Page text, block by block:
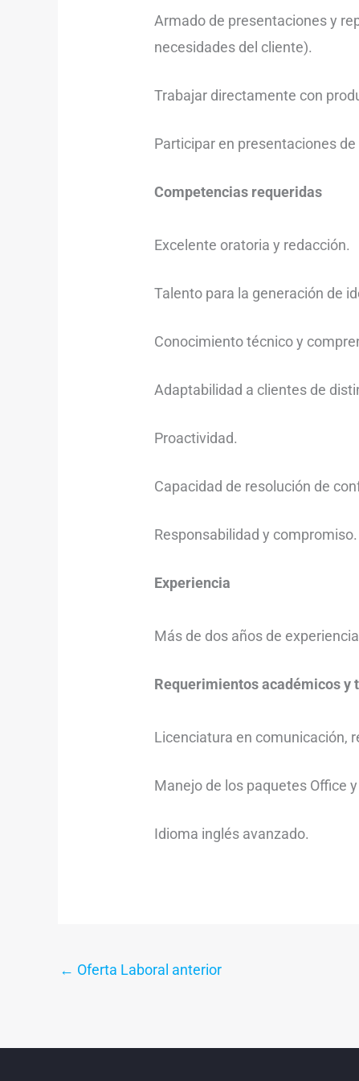
Armado de presentaciones y
necesidades del cliente).
Trabajar directamente con
Participar en presentaciones
Competencias requeridas
Excelente oratoria y redacción.
Talento para la generación de
Conocimiento técnico y
Adaptabilidad a clientes de
Proactividad.
Capacidad de resolución de
Responsabilidad y compromiso.
Experiencia
Más de dos años de
Requerimientos académicos y
Licenciatura en comunicación,
Manejo de los paquetes Office
Idioma inglés avanzado.
← Oferta Laboral anterior